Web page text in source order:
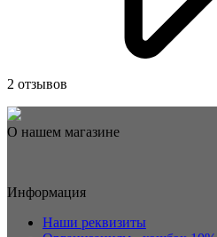
2 отзывов
О нашем магазине
Информация
Наши реквизиты